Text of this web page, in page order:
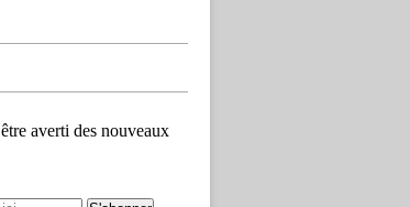
averti des nouveaux